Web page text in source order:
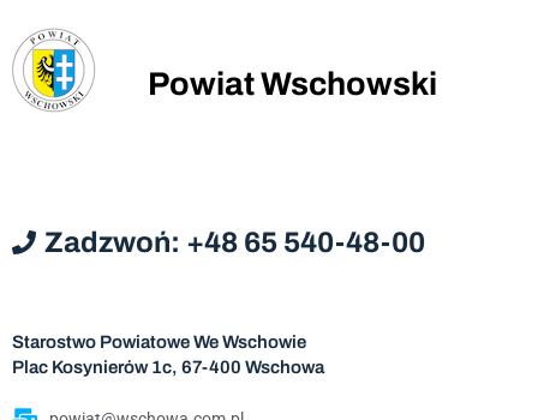
Powiat Wschowski
Zadzwoń: +48 65 540-48-00
Starostwo Powiatowe We Wschowie
Plac Kosynierów 1c, 67-400 Wschowa